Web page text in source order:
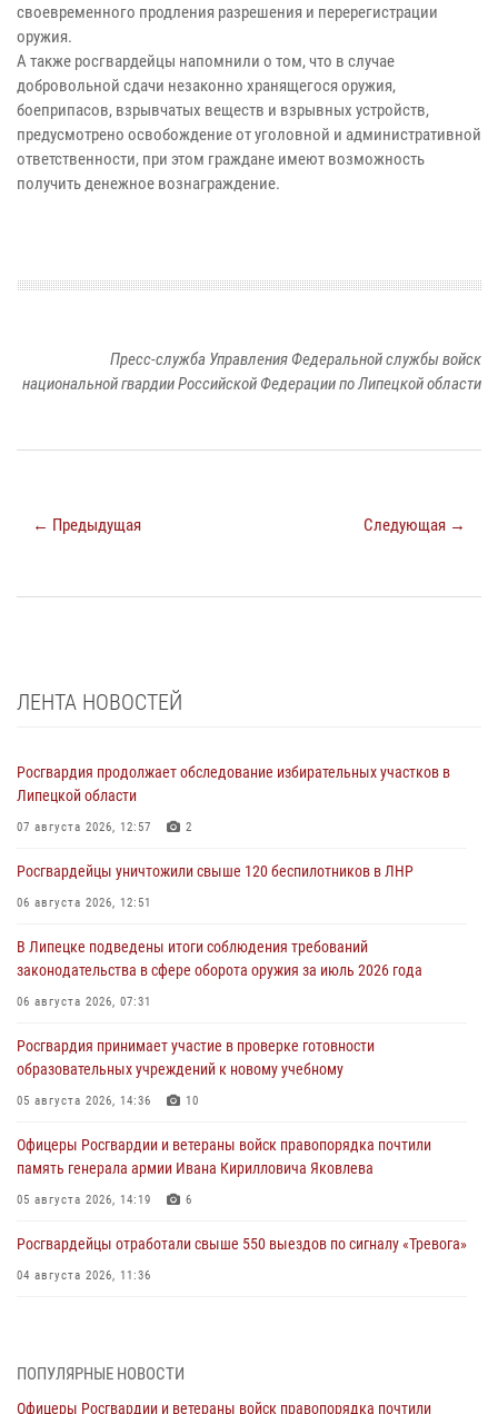
своевременного продления разрешения и перерегистрации
оружия.
А также росгвардейцы напомнили о том, что в случае
добровольной сдачи незаконно хранящегося оружия,
боеприпасов, взрывчатых веществ и взрывных устройств,
предусмотрено освобождение от уголовной и административной
ответственности, при этом граждане имеют возможность
получить денежное вознаграждение.
Пресс-служба Управления Федеральной службы войск
национальной гвардии Российской Федерации по Липецкой области
← Предыдущая Следующая →
ЛЕНТА НОВОСТЕЙ
Росгвардия продолжает обследование избирательных участков в
Липецкой области
07 августа 2026, 12:57 2
Росгвардейцы уничтожили свыше 120 беспилотников в ЛНР
06 августа 2026, 12:51
В Липецке подведены итоги соблюдения требований
законодательства в сфере оборота оружия за июль 2026 года
06 августа 2026, 07:31
Росгвардия принимает участие в проверке готовности
образовательных учреждений к новому учебному
05 августа 2026, 14:36 10
Офицеры Росгвардии и ветераны войск правопорядка почтили
память генерала армии Ивана Кирилловича Яковлева
05 августа 2026, 14:19 6
Росгвардейцы отработали свыше 550 выездов по сигналу «Тревога»
04 августа 2026, 11:36
04 августа 2026, 09:05
ПОПУЛЯРНЫЕ НОВОСТИ
Офицеры Росгвардии и ветераны войск правопорядка почтили